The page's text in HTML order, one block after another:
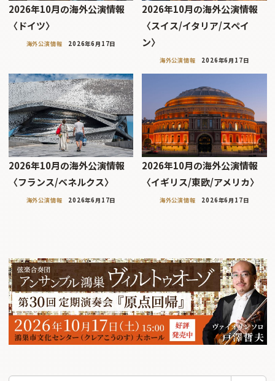
2026年10月の海外公演情報
〈ドイツ〉
海外公演情報 2026年6月17日
2026年10月の海外公演情報
〈スイス/イタリア/スペイ
ン〉
海外公演情報 2026年6月17日
2026年10月の海外公演情報
〈フランス/ベネルクス〉
海外公演情報 2026年6月17日
2026年10月の海外公演情報
〈イギリス/東欧/アメリカ〉
海外公演情報 2026年6月17日